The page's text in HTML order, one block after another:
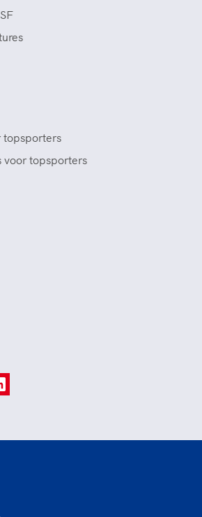
topsporters
voor topsporters